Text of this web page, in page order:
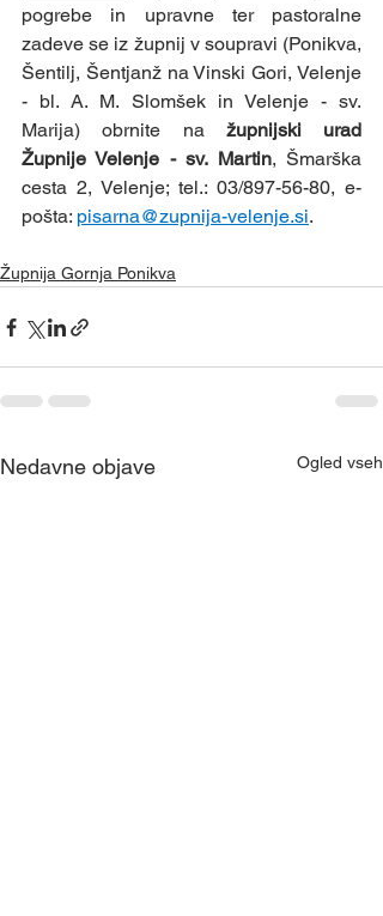
pogrebe in upravne ter pastoralne
zadeve se iz župnij v soupravi (Ponikva,
Šentilj, Šentjanž na Vinski Gori, Velenje
- bl. A. M. Slomšek in Velenje - sv.
Marija) obrnite na župnijski urad
Župnije Velenje - sv. Martin, Šmarška
cesta 2, Velenje; tel.: 03/897-56-80, e-
pošta: pisarna@zupnija-velenje.si.
Župnija Gornja Ponikva
Nedavne objave Ogled vseh